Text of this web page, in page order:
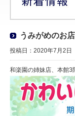
うみがめのお
投稿日：2020年7月2日
和楽園の姉妹店、本館3